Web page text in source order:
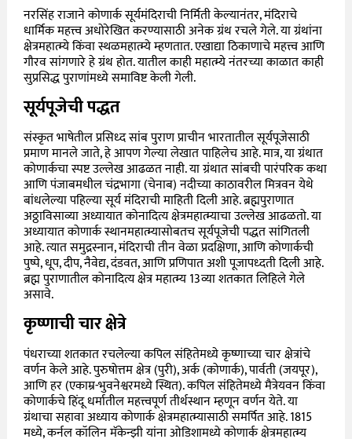
नरसिंह राजाने कोणार्क सूर्यमंदिराची निर्मिती केल्यानंतर, मंदिराचे
धार्मिक महत्त्व अधोरेखित करण्यासाठी अनेक ग्रंथ रचले गेले. या ग्रंथांना
क्षेत्रमहात्म्येकिंवास्थळमहात्म्येम्हणतात. एखाद्या ठिकाणाचे महत्त्व आणि
गौरव सांगणारे हे ग्रंथ होत. यातील काही महात्म्ये नंतरच्या काळात काही
सुप्रसिद्ध पुराणांमध्ये समाविष्ट केली गेली.
सूर्यपूजेची पद्धत
संस्कृत भाषेतील प्रसिध्द सांब पुराण प्राचीन भारतातील सूर्यपूजेसाठी
प्रमाण मानले जाते, हे आपण गेल्या लेखात पाहिलेच आहे. मात्र, या ग्रंथात
कोणार्कचा स्पष्ट उल्लेख आढळत नाही. या ग्रंथात सांबची पारंपरिक कथा
आणि पंजाबमधील चंद्रभागा (चेनाब) नदीच्या काठावरील मित्रवन येथे
बांधलेल्या पहिल्या सूर्य मंदिराची माहिती दिली आहे.ब्रह्मपुराणात
अठ्ठाविसाव्या अध्यायात कोनादित्य क्षेत्रमहात्म्याचा उल्लेख आढळतो. या
अध्यायात कोणार्क स्थानमहात्म्यासोबतच सूर्यपूजेची पद्धत सांगितली
आहे. त्यात समुद्रस्नान, मंदिराची तीन वेळा प्रदक्षिणा, आणि कोणार्कची
पुष्पे, धूप, दीप, नैवेद्य, दंडवत, आणि प्रणिपात अशी पूजापध्दती दिली आहे.
ब्रह्म पुराणातील कोनादित्य क्षेत्र महात्म्य13व्या शतकात लिहिले गेले
असावे.
कृष्णाची चार क्षेत्रे
पंधराच्या शतकात रचलेल्या कपिल संहितेमध्ये कृष्णाच्या चार क्षेत्रांचे
वर्णन केले आहे. पुरुषोत्तम क्षेत्र (पुरी), अर्क (कोणार्क), पार्वती (जयपूर),
आणि हर (एकाम्र-भुवनेश्वरमध्ये स्थित). कपिल संहितेमध्ये मैत्रेयवन किंवा
कोणार्कचे हिंदू धर्मातील महत्त्वपूर्ण तीर्थस्थान म्हणून वर्णन येते. या
ग्रंथाचा सहावा अध्याय कोणार्क क्षेत्रमहात्म्यासाठी समर्पित आहे. 1815
मध्ये, कर्नल कॉलिन मॅकेन्झी यांना ओडिशामध्ये कोणार्क क्षेत्रमहात्म्य